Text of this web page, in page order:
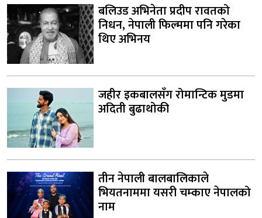
बलिउड अभिनेता प्रदीप रावतको
निधन, नेपाली फिल्ममा पनि गरेका
थिए अभिनय
जहीर इकबालसँग रोमान्टिक मुडमा
अदिती बुढाथोकी
तीन नेपाली बालबालिकाले
भियतनाममा यसरी चम्काए नेपालको
नाम